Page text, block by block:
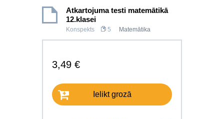
Atkartojuma testi matemātikā
12.klasei
Konspekts 5 Matemātika
3,49 €
Ielikt grozā